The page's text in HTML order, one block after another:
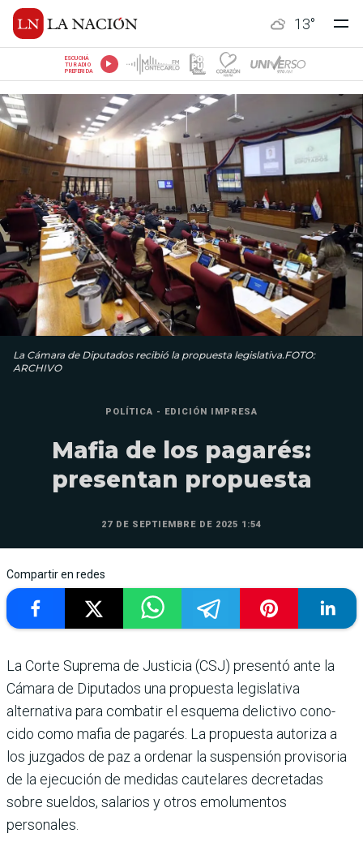
13°
ESCUCHÁ
TU RADIO
PREFERIDA
La Cámara de Diputados recibió la propuesta legislativa.FOTO:
ARCHIVO
POLÍTICA - EDICIÓN IMPRESA
Mafia de los pagarés:
presentan propuesta
27 DE SEPTIEMBRE DE 2025 1:54
Compartir en redes
La Corte Suprema de Jus­ticia (CSJ) presentó ante la
Cámara de Diputados una propuesta legislativa
alternativa para combatir el esquema delictivo cono­
cido como mafia de pagarés. La propuesta autoriza a
los juzgados de paz a ordenar la suspensión provisoria
de la ejecución de medidas caute­lares decretadas
sobre suel­dos, salarios y otros emolu­mentos
personales.